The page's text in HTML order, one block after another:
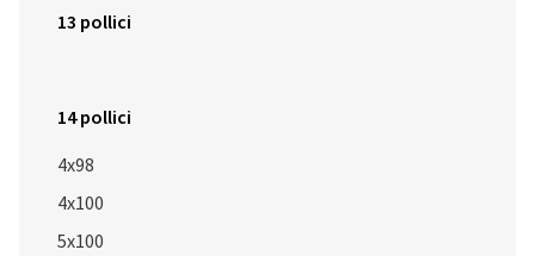
13 pollici
14 pollici
4x98
4x100
5x100